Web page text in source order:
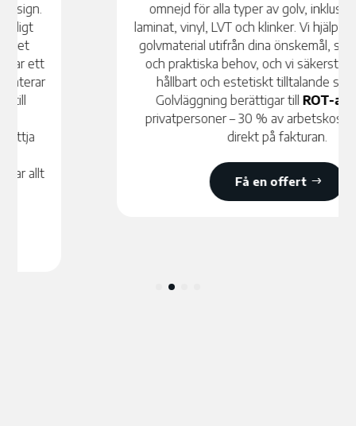
omnejd för alla typer av golv, inklusive parkett,
laminat, vinyl, LVT och klinker. Vi hjälper dig välja rätt
golvmaterial utifrån dina önskemål, stilpreferenser
och praktiska behov, och vi säkerställer alltid ett
hållbart och estetiskt tilltalande slutresultat.
Golvläggning berättigar tillROT-avdragför
privatpersoner – 30 % av arbetskostnaden dras
direkt på fakturan.